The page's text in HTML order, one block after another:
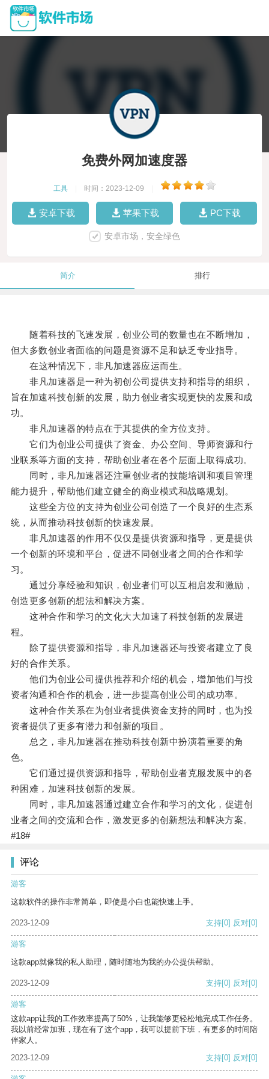
免费外网加速度器
工具 时间：2023-12-09
安卓下载 苹果下载 PC下载
安卓市场，安全绿色
简介 排行
随着科技的飞速发展，创业公司的数量也在不断增加，
但大多数创业者面临的问题是资源不足和缺乏专业指导。
在这种情况下，非凡加速器应运而生。
非凡加速器是一种为初创公司提供支持和指导的组织，
旨在加速科技创新的发展，助力创业者实现更快的发展和成
功。
非凡加速器的特点在于其提供的全方位支持。
它们为创业公司提供了资金、办公空间、导师资源和行
业联系等方面的支持，帮助创业者在各个层面上取得成功。
同时，非凡加速器还注重创业者的技能培训和项目管理
能力提升，帮助他们建立健全的商业模式和战略规划。
这些全方位的支持为创业公司创造了一个良好的生态系
统，从而推动科技创新的快速发展。
非凡加速器的作用不仅仅是提供资源和指导，更是提供
一个创新的环境和平台，促进不同创业者之间的合作和学
习。
通过分享经验和知识，创业者们可以互相启发和激励，
创造更多创新的想法和解决方案。
这种合作和学习的文化大大加速了科技创新的发展进
程。
除了提供资源和指导，非凡加速器还与投资者建立了良
好的合作关系。
他们为创业公司提供推荐和介绍的机会，增加他们与投
资者沟通和合作的机会，进一步提高创业公司的成功率。
这种合作关系在为创业者提供资金支持的同时，也为投
资者提供了更多有潜力和创新的项目。
总之，非凡加速器在推动科技创新中扮演着重要的角
色。
它们通过提供资源和指导，帮助创业者克服发展中的各
种困难，加速科技创新的发展。
同时，非凡加速器通过建立合作和学习的文化，促进创
业者之间的交流和合作，激发更多的创新想法和解决方案。
#18#
评论
游客
这款软件的操作非常简单，即使是小白也能快速上手。
2023-12-09 支持[0] 反对[0]
游客
这款app就像我的私人助理，随时随地为我的办公提供帮助。
2023-12-09 支持[0] 反对[0]
游客
这款app让我的工作效率提高了50%，让我能够更轻松地完成工作任务。
我以前经常加班，现在有了这个app，我可以提前下班，有更多的时间陪
伴家人。
2023-12-09
支持[0] 反对[0]